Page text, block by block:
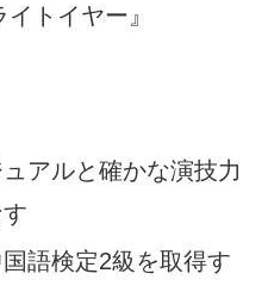
トイヤー』
アルと確かな演技力
語検定2級を取得す